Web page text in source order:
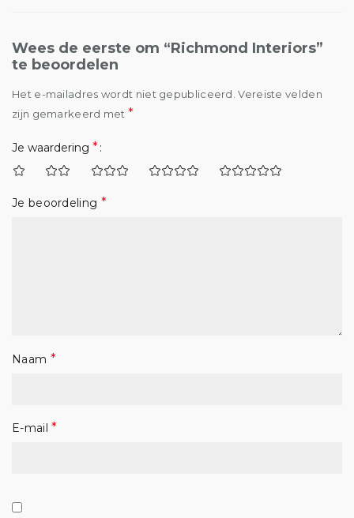
Wees de eerste om “Richmond Interiors”
te beoordelen
Het e-mailadres wordt niet gepubliceerd. Vereiste velden
zijn gemarkeerd met*
Je waardering *
Je beoordeling *
Naam *
E-mail*